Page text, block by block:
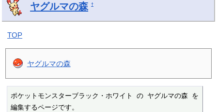
ヤグルマの森 †
TOP
ヤグルマの森
ポケットモンスターブラック・ホワイト の ヤグルマの森 を
編集するページです。